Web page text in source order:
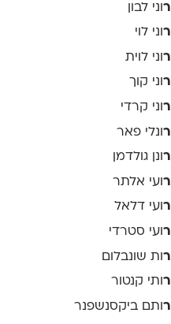
ר וני לבון
רוני לוי
ר וני לוית
רוני קוך
ר וני קרדי
ר ונלי פאר
רונן גולדמן
ר ועי אלתר
רועי דלאל
ר ועי סטרדי
רות שונבלום
ר ותי קנטור
ר ותם ביקסנשפנר